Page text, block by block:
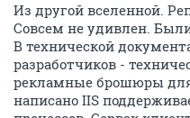
Из другой вселенной.
Совсем не удивлен.
В технической
разработчиков -
рекламные брошюры
написано IIS